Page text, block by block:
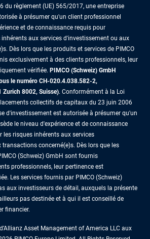
du règlement (UE) 565/2017, une entreprise
à présumer qu'un client professionnel
et de connaissance requis pour
aux services d'investissement ou aux
Dès lors que les produits et services de PIMCO
exclusivement à des clients professionnels, leur
vérifiée. PIMCO (Schweiz) GmbH
le numéro CH-020.4.038.582-2,
Zurich 8002, Suisse). Conformément à la Loi
collectifs de capitaux du 23 juin 2006
d'investissement est autorisée à présumer qu'un
le niveau d'expérience et de connaissance
les risques inhérents aux services
concerné(e)s. Dès lors que les
(Schweiz) GmbH sont fournis
professionnels, leur pertinence est
Les services fournis par PIMCO (Schweiz)
aux investisseurs de détail, auxquels la présente
pas destinée et à qui il est conseillé de
financier.
Asset Management of America LLC aux